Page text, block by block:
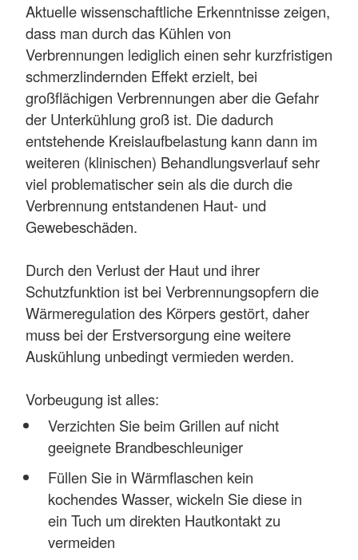
Aktuelle wissenschaftliche Erkenntnisse zeigen,
dass man durch das Kühlen von
Verbrennungen lediglich einen sehr kurzfristigen
schmerzlindernden Effekt erzielt, bei
großflächigen Verbrennungen aber die Gefahr
der Unterkühlung groß ist. Die dadurch
entstehende Kreislaufbelastung kann dann im
weiteren (klinischen) Behandlungsverlauf sehr
viel problematischer sein als die durch die
Verbrennung entstandenen Haut- und
Gewebeschäden.
Durch den Verlust der Haut und ihrer
Schutzfunktion ist bei Verbrennungsopfern die
Wärmeregulation des Körpers gestört, daher
muss bei der Erstversorgung eine weitere
Auskühlung unbedingt vermieden werden.
Vorbeugung ist alles:
Verzichten Sie beim Grillen auf nicht
geeignete Brandbeschleuniger
Füllen Sie in Wärmflaschen kein
kochendes Wasser, wickeln Sie diese in
ein Tuch um direkten Hautkontakt zu
vermeiden